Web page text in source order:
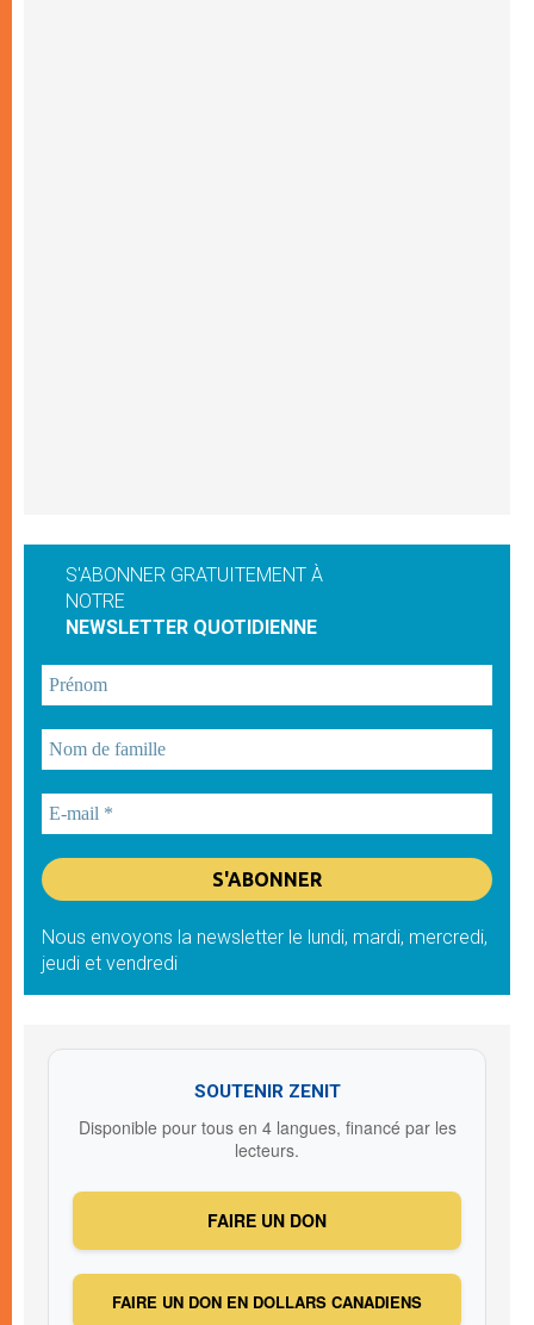
S'ABONNER GRATUITEMENT À
NOTRE
NEWSLETTER QUOTIDIENNE
Nous envoyons la newsletter le lundi, mardi, mercredi,
jeudi et vendredi
SOUTENIR ZENIT
Disponible pour tous en 4 langues, financé par les
lecteurs.
FAIRE UN DON
FAIRE UN DON EN DOLLARS CANADIENS